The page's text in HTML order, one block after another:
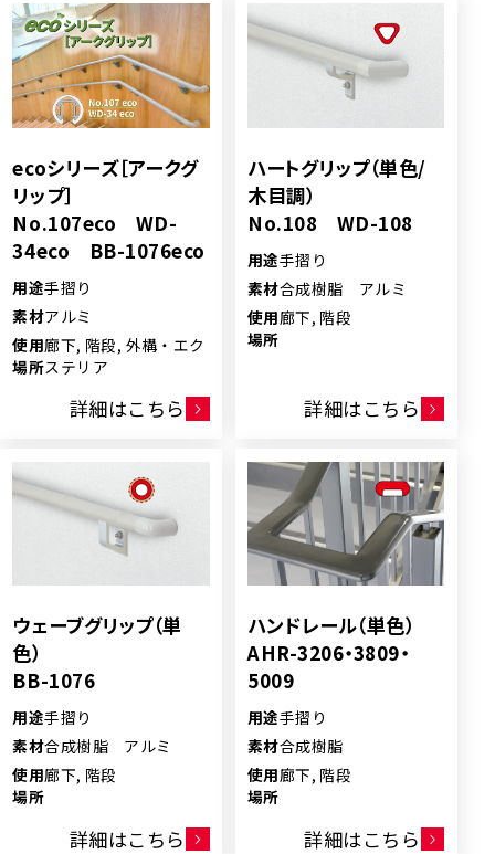
ecoシリーズ［アークグ
リップ］
No.107eco WD-
34eco BB-1076eco
用途手摺り
素材アルミ
使用
場所
廊下, 階段, 外構・エク
ステリア
詳細はこちら
ハートグリップ（単色/
木目調）
No.108 WD-108
用途手摺り
素材合成樹脂 アルミ
使用
場所
廊下, 階段
詳細はこちら
ウェーブグリップ（単
色）
BB-1076
用途手摺り
素材合成樹脂 アルミ
使用
場所
廊下, 階段
詳細はこちら
ハンドレール（単色）
AHR-3206・3809・
5009
用途手摺り
素材合成樹脂
使用
場所
廊下, 階段
詳細はこちら